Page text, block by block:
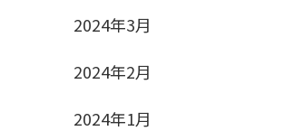
2024年3月
2024年2月
2024年1月